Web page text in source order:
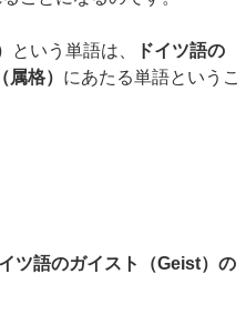
という単語は、
ドイツ語の
属格） にあたる単語というこ
ツ語のガイスト（Geist）の